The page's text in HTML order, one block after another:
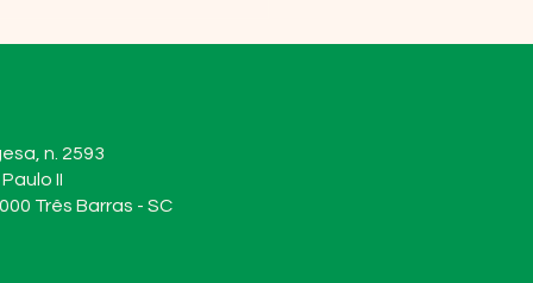
n. 2593
II
Três Barras - SC